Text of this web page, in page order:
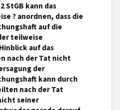
StGB kann das
? anordnen, dass die
auf die
teilweise
auf das
nach der Tat nicht
der
kann durch
nach der Tat
seiner